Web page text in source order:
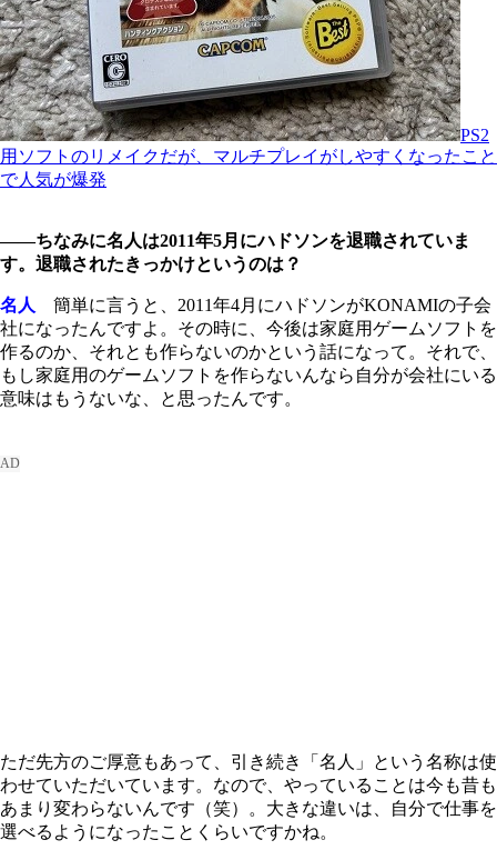
PS2
用ソフトのリメイクだが、マルチプレイがしやすくなったこと
で人気が爆発
――ちなみに名人は2011年5月にハドソンを退職されていま
す。退職されたきっかけというのは？
名人
簡単に言うと、2011年4月にハドソンがKONAMIの子会
社になったんですよ。その時に、今後は家庭用ゲームソフトを
作るのか、それとも作らないのかという話になって。それで、
もし家庭用のゲームソフトを作らないんなら自分が会社にいる
意味はもうないな、と思ったんです。
ただ先方のご厚意もあって、引き続き「名人」という名称は使
わせていただいています。なので、やっていることは今も昔も
あまり変わらないんです（笑）。大きな違いは、自分で仕事を
選べるようになったことくらいですかね。